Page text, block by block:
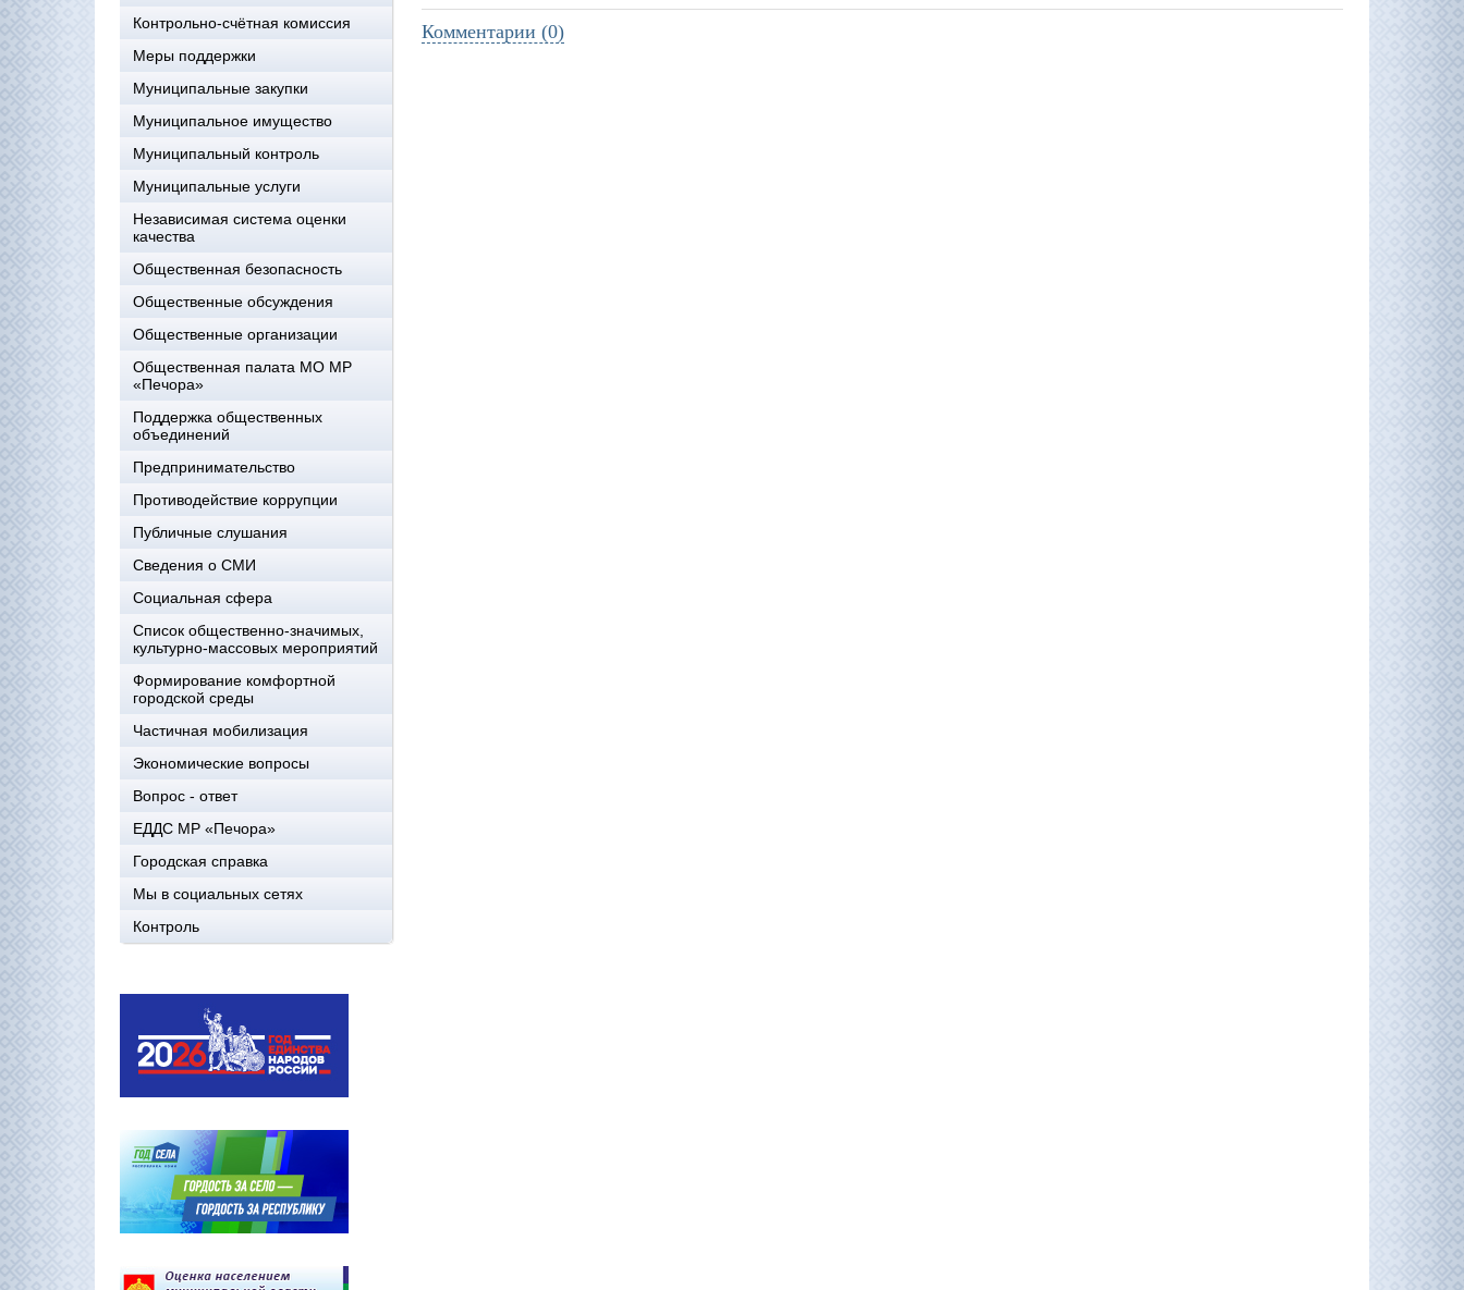
Контрольно-счётная комиссия
Меры поддержки
Муниципальные закупки
Муниципальное имущество
Муниципальный контроль
Муниципальные услуги
Независимая система оценки
качества
Общественная безопасность
Общественные обсуждения
Общественные организации
Общественная палата МО МР
«Печора»
Поддержка общественных
объединений
Предпринимательство
Противодействие коррупции
Публичные слушания
Сведения о СМИ
Социальная сфера
Список общественно-значимых,
культурно-массовых мероприятий
Формирование комфортной
городской среды
Частичная мобилизация
Экономические вопросы
Вопрос - ответ
ЕДДС МР «Печора»
Городская справка
Мы в социальных сетях
Контроль
Комментарии (0)